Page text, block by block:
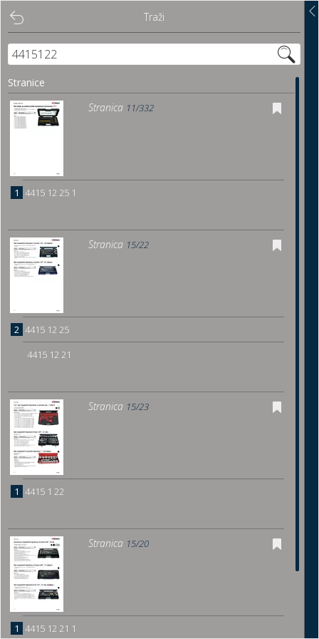
Traži
Sadržaj
Pregled
Preuzmi
Traži
Stranice
Stranica 11/332
1 4415 12 25 1
Stranica 15/22
2 4415 12 25
4415 12 21
Stranica 15/23
1 4415 1 22
Stranica 15/20
1 4415 12 21 1